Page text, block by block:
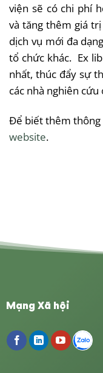
viện sẽ cóchi phí
và tăng thêm giá trị
dịch vụ mới đa dạng
tổ chức khác. Ex
nhất, thúc đẩy sự
các nhà nghiên cứu
Để biếtthêm thông
website.
Mạng Xã hội